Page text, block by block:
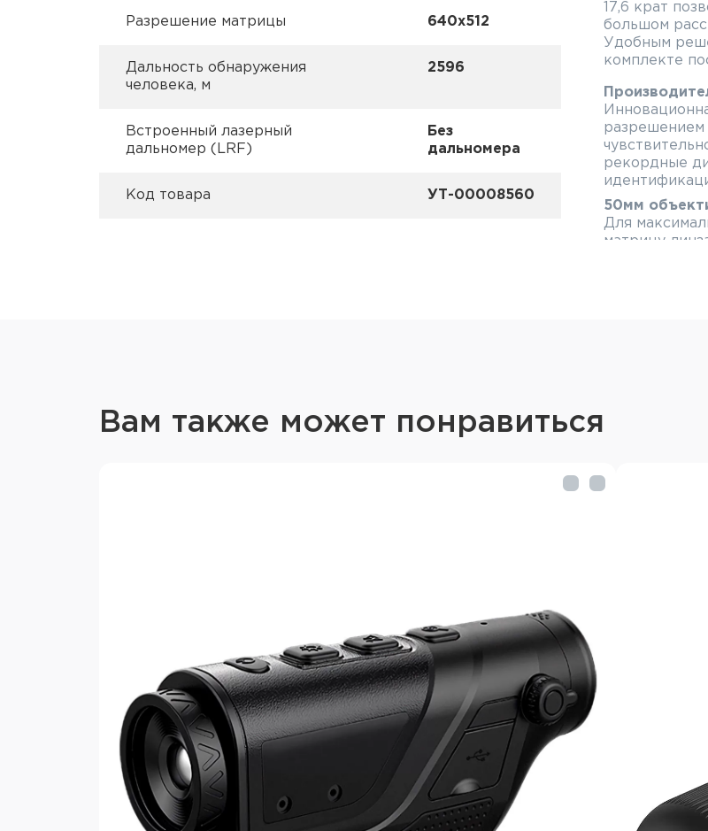
Разрешение матрицы 640x512
Дальность обнаружения
человека, м
2596
Встроенный лазерный
дальномер (LRF)
Без
дальномера
Код товара УТ-00008560
17,6 крат
большом
Удобным
комплекте
разрешением
рекордные
50мм
Для
матрицу
среды.
передачей
цвета.
плохих
снежная буря.
Вам также может понравиться